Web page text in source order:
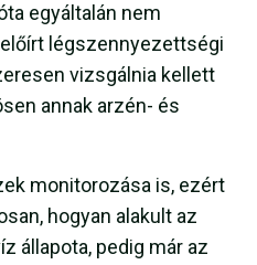
egyáltalán nem
légszennyezettségi
vizsgálnia kellett
annak arzén- és
monitorozása is, ezért
hogyan alakult az
állapota, pedig már az